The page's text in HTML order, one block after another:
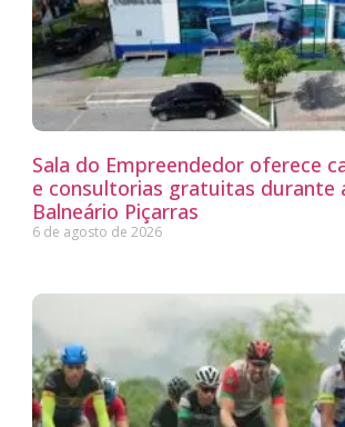
Sala do Empreendedor oferece
e consultorias gratuitas durante
Balneário Piçarras
6 de agosto de 2026